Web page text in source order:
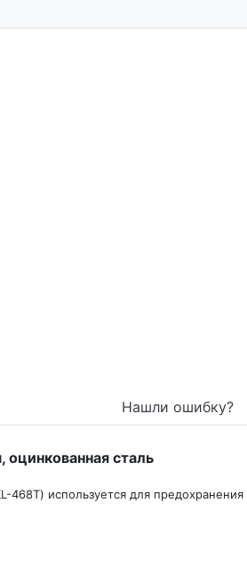
Нашли ошибку?
сталь
используется для